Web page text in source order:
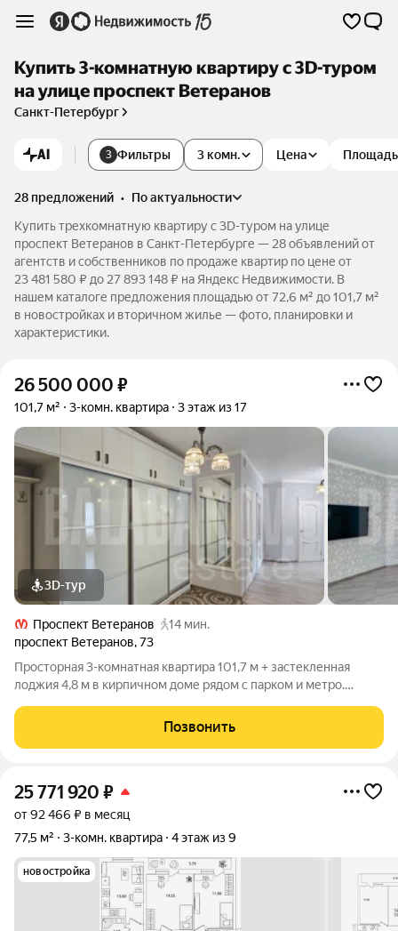
Купить 3-комнатную квартиру c 3D-туром
на улице проспект Ветеранов
Санкт-Петербург
AI 3 Фильтры 3 комн. Цена Площадь
28 предложений •
по актуальности
Купить трехкомнатную квартиру c 3D-туром на улице
проспект Ветеранов в Санкт-Петербурге — 28 объявлений от
агентств и собственников по продаже квартир по цене от
23 481 580 ₽ до 27 893 148 ₽ на Яндекс Недвижимости. В
нашем каталоге предложения площадью от 72,6 м² до 101,7 м²
в новостройках и вторичном жилье — фото, планировки и
характеристики.
26 500 000 ₽
101,7 м² 3-комн. квартира 3 этаж из 17
3D-тур
Проспект Ветеранов
14 мин.
проспект Ветеранов,73
Просторная 3-комнатная квартира 101,7 м + застекленная
лоджия 4,8 м в кирпичном доме рядом с парком и метро.
настоящим центром дома: здесь собирается семья, принимают
гостей, отмечают праздники и
Позвонить
25 771 920 ₽
от 92 466 ₽ в месяц
77,5 м²
3-комн. квартира 4 этаж из 9
новостройка